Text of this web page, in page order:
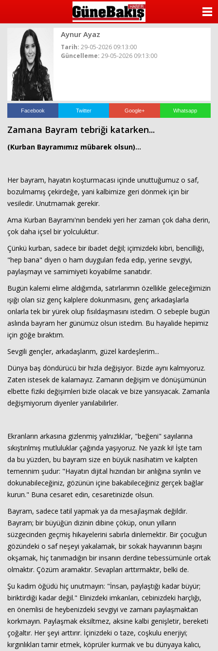
Aynur Ayaz
Tarih: 29-05-2026 09:13:00
Güncelleme: 29-05-2026 09:13:00
Facebook Twitter Google+ Whatsapp
Zamana Bayram tebriği katarken...
(Kurban Bayramımız mübarek olsun)...
Her bayram, hayatın koşturmacası içinde unuttuğumuz o saf,
bozulmamış çekirdeğe, yani kalbimize geri dönmek için bir
vesiledir. Unutmamak gerekir.
Ama Kurban Bayramı'nın bendeki yeri her zaman çok daha derin,
çok daha içsel bir yolculuktur.
Çünkü kurban, sadece bir ibadet değil; içimizdeki kibri, bencilliği,
"hep bana" diyen o ham duyguları feda edip, yerine sevgiyi,
paylaşmayı ve samimiyeti koyabilme sanatıdır.
Bugün kalemi elime aldığımda, satırlarımın özellikle geleceğimizin
ışığı olan siz genç kalplere dokunmasını, genç arkadaşlarla
onlarla tek bir yürek olup fısıldaşmasını istedim. O sebeple bugün
aslında bayram her günümüz olsun istedim. Bu hayalide hepimiz
için göğe bıraktım.
Sevgili gençler, arkadaşlarım, güzel kardeşlerim...
Dünya baş döndürücü bir hızla değişiyor. Bizde aynı kalmıyoruz.
Zaten istesek de kalamayız. Zamanın değişim ve dönüşümünün
elbette fiziki değişimleri bizle olacak ve bize yansıyacak. Zamanla
değişmiyorum diyenler yanılabilirler.
Ekranların arkasına gizlenmiş yalnızlıklar, "beğeni" sayılarına
sıkıştırılmış mutluluklar çağında yaşıyoruz. Ne yazık ki! İşte tam
da bu yüzden, bu bayram size en büyük nasihatim ve kalpten
temennim şudur: "Hayatın dijital hızından bir anlığına sıyrılın ve
dokunabileceğiniz, gözünün içine bakabileceğiniz gerçek bağlar
kurun." Buna cesaret edin, cesaretinizde olsun.
Bayram, sadece tatil yapmak ya da mesajlaşmak değildir.
Bayram; bir büyüğün dizinin dibine çöküp, onun yılların
süzgecinden geçmiş hikayelerini sabırla dinlemektir. Bir çocuğun
gözündeki o saf neşeyi yakalamak, bir sokak hayvanının başını
okşamak, hiç tanımadığın bir insanın derdine tebessümünle ortak
olmaktır. Çözüm aramaktır. Sevapları arttırmaktır, belki de.
Şu kadim öğüdü hiç unutmayın: "İnsan, paylaştığı kadar büyür;
biriktirdiği kadar değil." Elinizdeki imkanları, cebinizdeki harçlığı,
en önemlisi de heybenizdeki sevgiyi ve zamanı paylaşmaktan
korkmayın. Paylaşmak eksiltmez, aksine kalbi genişletir, bereketi
çoğaltır. Her şeyi arttırır. İçinizdeki o taze, coşkulu enerjiyi;
kırgınlıkları tamir etmek, köprüler kurmak ve bu dünyaya kalıcı,
YAZARLAR
VİDEO GALERİ
İLETİŞİM
Haberin Doğru Adresi.